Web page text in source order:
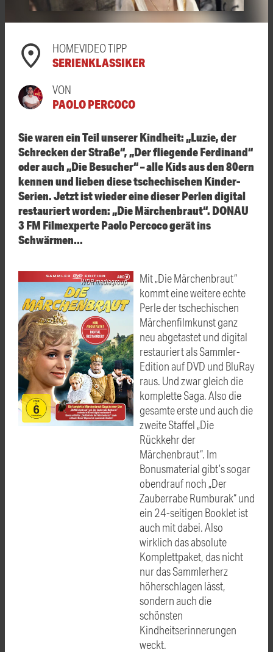
HOMEVIDEO TIPP
SERIENKLASSIKER
VON
PAOLO PERCOCO
Sie waren ein Teil unserer Kindheit: „Luzie, der
Schrecken der Straße“, „Der fliegende Ferdinand“
oder auch „Die Besucher“ – alle Kids aus den 80ern
kennen und lieben diese tschechischen Kinder-
Serien. Jetzt ist wieder eine dieser Perlen digital
restauriert worden: „Die Märchenbraut“. DONAU
3 FM Filmexperte Paolo Percoco gerät ins
Schwärmen…
WDR mediagroup
Mit „Die Märchenbraut“
kommt eine weitere echte
Perle der tschechischen
Märchenfilmkunst ganz
neu abgetastet und digital
restauriert als Sammler-
Edition auf DVD und BluRay
raus. Und zwar gleich die
komplette Saga. Also die
gesamte erste und auch die
zweite Staffel „Die
Rückkehr der
Märchenbraut“. Im
Bonusmaterial gibt’s sogar
obendrauf noch „Der
Zauberrabe Rumburak“ und
ein 24-seitigen Booklet ist
auch mit dabei. Also
wirklich das absolute
Komplettpaket, das nicht
nur das Sammlerherz
höherschlagen lässt,
sondern auch die
schönsten
Kindheitserinnerungen
weckt.